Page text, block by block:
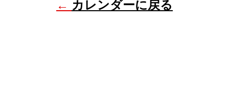
← カレンダーに戻る